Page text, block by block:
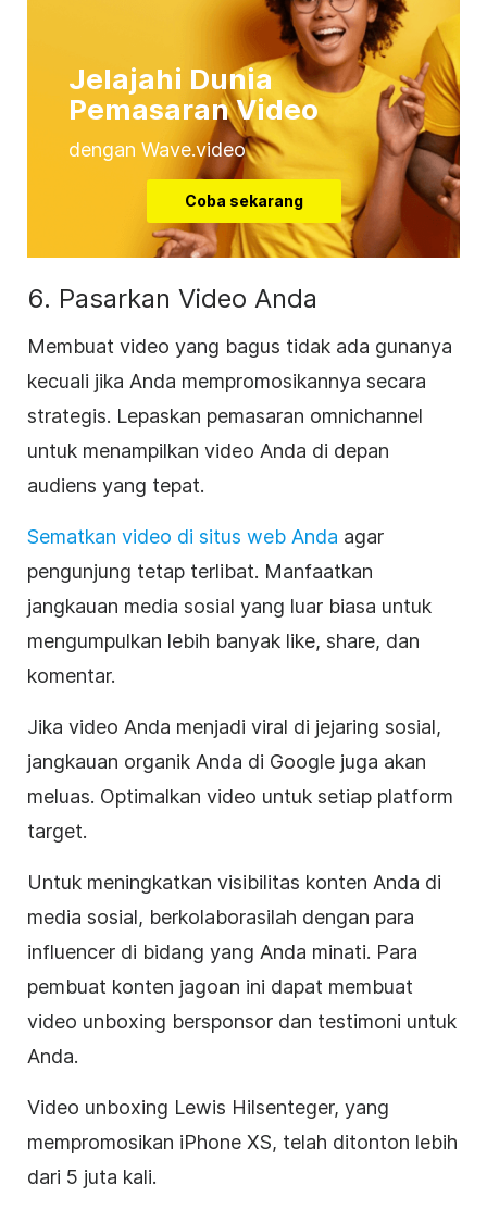
Jelajahi Dunia
Pemasaran Video
dengan Wave.video
Coba sekarang
6. Pasarkan Video Anda
Membuat video yang bagus tidak ada gunanya
kecuali jika Anda mempromosikannya secara
strategis. Lepaskan pemasaran omnichannel
untuk menampilkan video Anda di depan
audiens yang tepat.
Sematkan video di situs web Anda agar
pengunjung tetap terlibat. Manfaatkan
jangkauan media sosial yang luar biasa untuk
mengumpulkan lebih banyak like, share, dan
komentar.
Jika video Anda menjadi viral di jejaring sosial,
jangkauan organik Anda di Google juga akan
meluas. Optimalkan video untuk setiap platform
target.
Untuk meningkatkan visibilitas konten Anda di
media sosial, berkolaborasilah dengan para
influencer di bidang yang Anda minati. Para
pembuat konten jagoan ini dapat membuat
video unboxing bersponsor dan testimoni untuk
Anda.
Video unboxing Lewis Hilsenteger, yang
mempromosikan iPhone XS, telah ditonton lebih
dari 5 juta kali.